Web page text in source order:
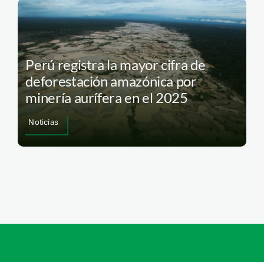
Perú registra la mayor cifra de
deforestación amazónica por
minería aurífera en el 2025
Noticias